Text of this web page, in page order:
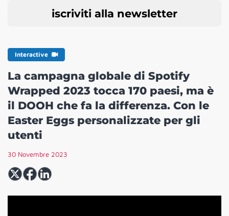
iscriviti alla newsletter
Interactive
La campagna globale di Spotify
Wrapped 2023 tocca 170 paesi, ma è
il DOOH che fa la differenza. Con le
Easter Eggs personalizzate per gli
utenti
30 Novembre 2023